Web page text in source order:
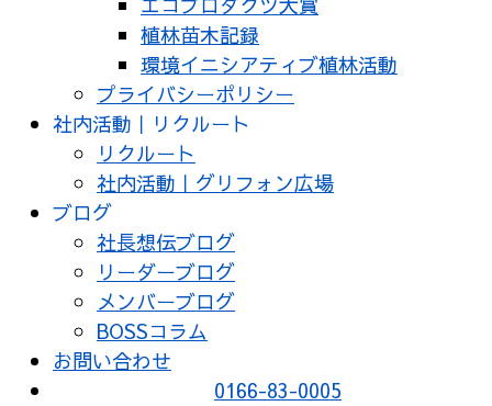
植林苗木記録
環境イニシアティブ植林活動
プライバシーポリシー
社内活動｜リクルート
リクルート
社内活動｜グリフォン広場
ブログ
社長想伝ブログ
リーダーブログ
メンバーブログ
BOSSコラム
お問い合わせ
0166-83-0005